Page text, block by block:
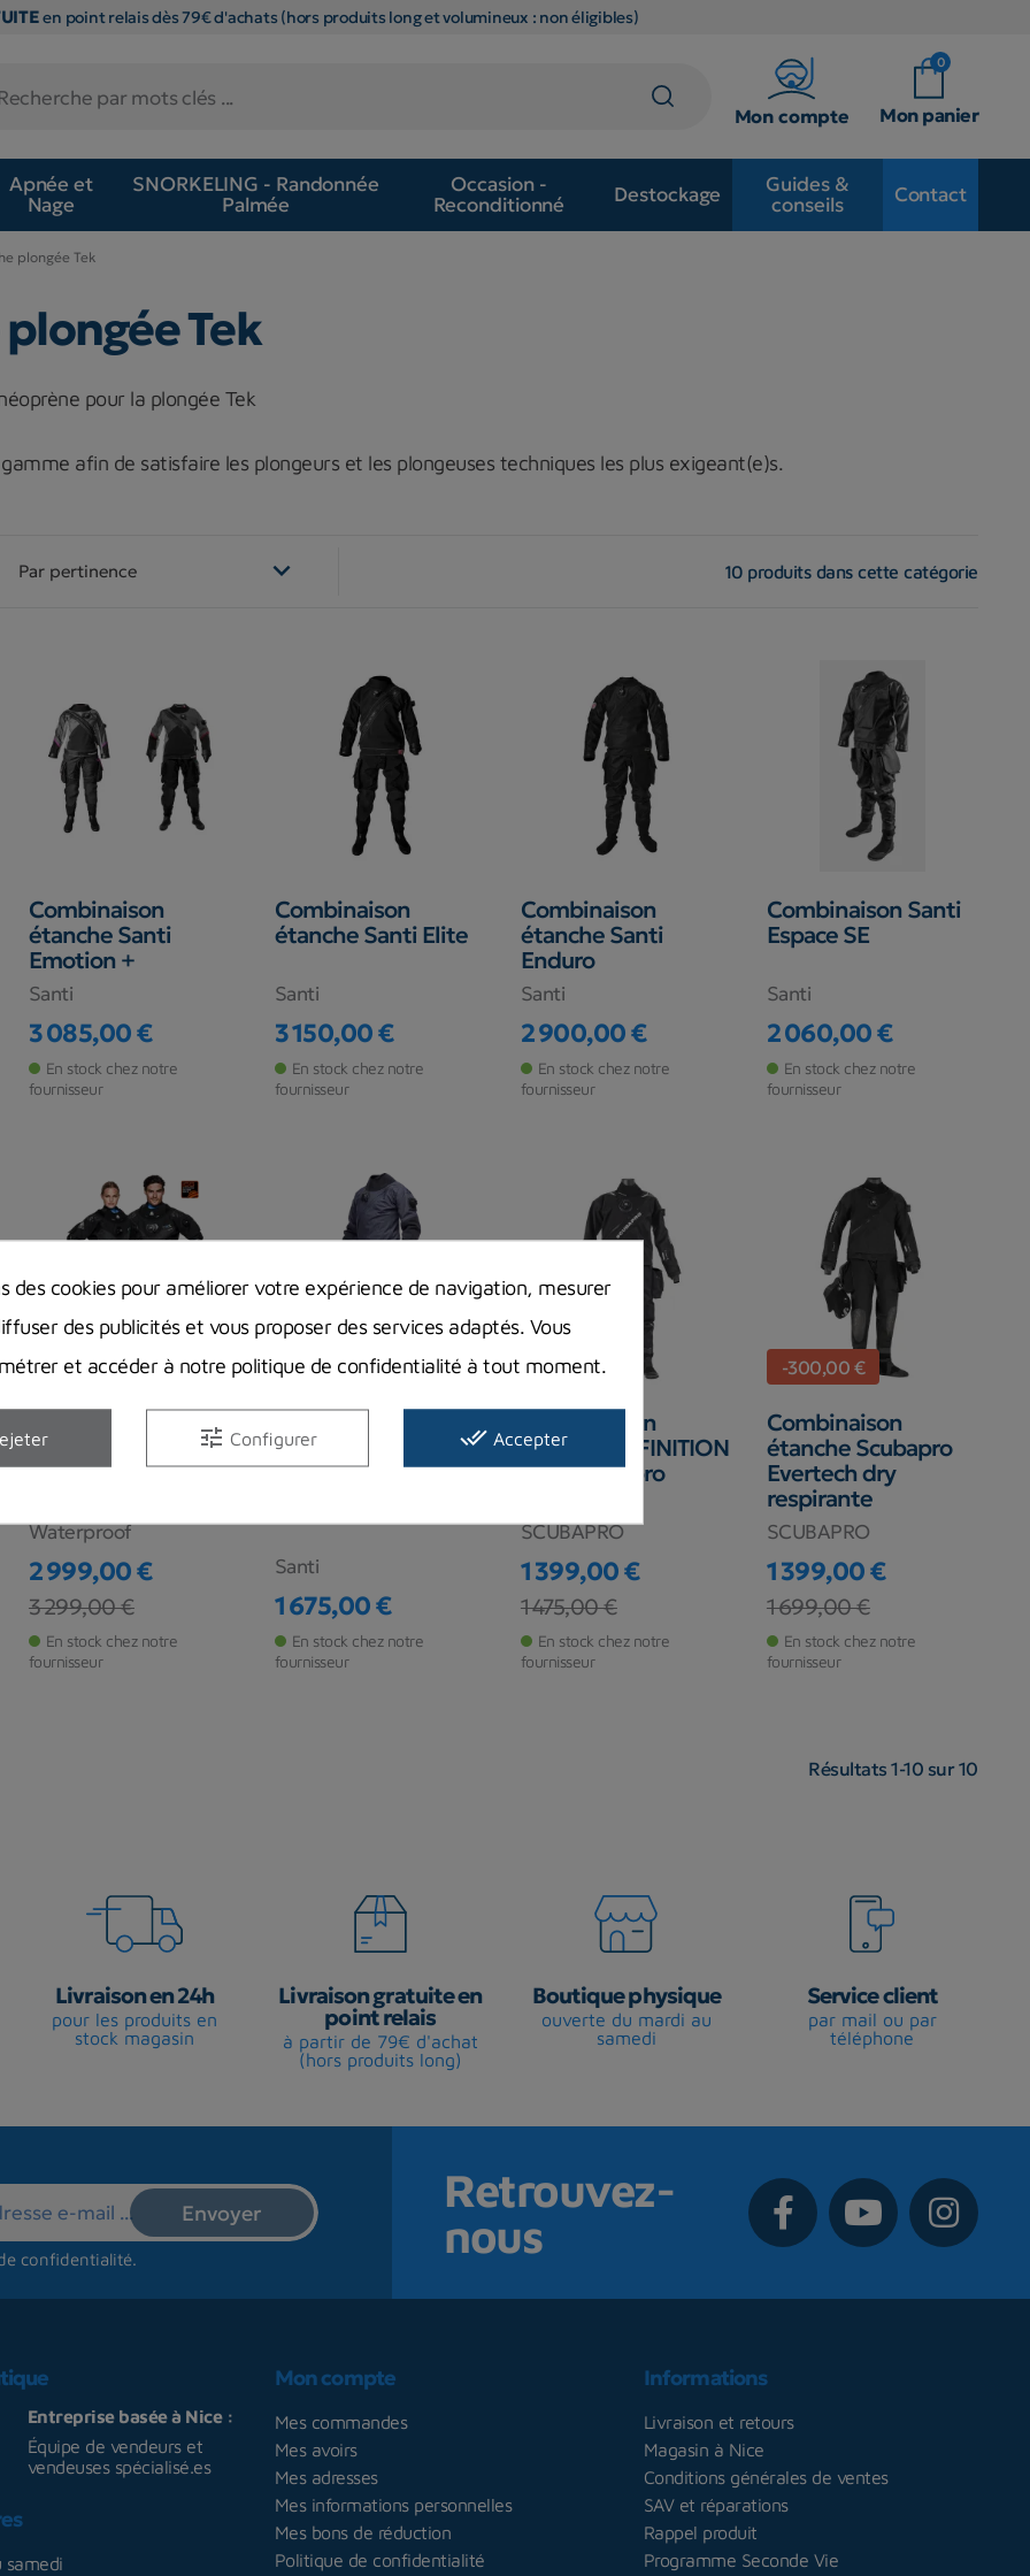
en point relais dès 79€ d'achats (hors produits long et volumineux : non éligibles)
Mon compte
0
Mon panier
Apnée et
Nage
SNORKELING - Randonnée
Palmée
Occasion -
Reconditionné
Destockage
Guides &
conseils
Contact
plongée Tek
Tek
pour la plongée Tek
afin de satisfaire les plongeurs et les plongeuses techniques les plus exigeant(e)s.
Par pertinence  10 produits dans cette catégorie
Combinaison
étanche Santi
Emotion +
Santi
Prix
3 085,00 €
En stock chez notre
fournisseur
Combinaison
étanche Santi Elite
Santi
Prix
3 150,00 €
En stock chez notre
fournisseur
Combinaison
étanche Santi
Enduro
Santi
Prix
2 900,00 €
En stock chez notre
fournisseur
Combinaison Santi
Espace SE
Santi
Prix
2 060,00 €
En stock chez notre
fournisseur
-300,00 €
étanche Waterproof
D1X Hybrid ISS
Waterproof
Prix
2 999,00 €
Prix de base
3 299,00 €
En stock chez notre
fournisseur
étanche Avatar
Santi
Prix
1 675,00 €
En stock chez notre
fournisseur
-76,00 €
Combinaison
Etanche DEFINITION
DRY Scubapro
SCUBAPRO
Prix
1 399,00 €
Prix de base
1 475,00 €
En stock chez notre
fournisseur
-300,00 €
Combinaison
étanche Scubapro
Evertech dry
respirante
SCUBAPRO
Prix
1 399,00 €
Prix de base
1 699,00 €
En stock chez notre
fournisseur
Résultats 1-10 sur 10
Livraison en 24h
pour les produits en
stock magasin
Livraison gratuite en
point relais
à partir de 79€ d'achat
(hors produits long)
Boutique physique
ouverte du mardi au
samedi
Service client
par mail ou par
téléphone
confidentialité.
Retrouvez-
nous
Entreprise basée à Nice :
Équipe de vendeurs et
vendeuses spécialisé.es
samedi
Mon compte
Mes commandes
Mes avoirs
Mes adresses
Mes informations personnelles
Mes bons de réduction
Politique de confidentialité
Informations
Livraison et retours
Magasin à Nice
Conditions générales de ventes
SAV et réparations
Rappel produit
Programme Seconde Vie
des cookies pour améliorer votre expérience de navigation, mesurer
des publicités et vous proposer des services adaptés. Vous
et accéder à notre politique de confidentialité à tout moment.
tune Configurer done_all Accepter